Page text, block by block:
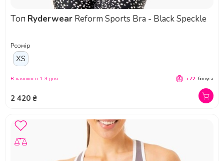
Топ Ryderwear Reform Sports Bra - Black Speckle
Розмір
XS
2 420 ₴
В наявності 1-3 дня +72 бонуса